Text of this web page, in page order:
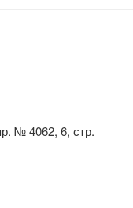
№ 4062, 6, стр.